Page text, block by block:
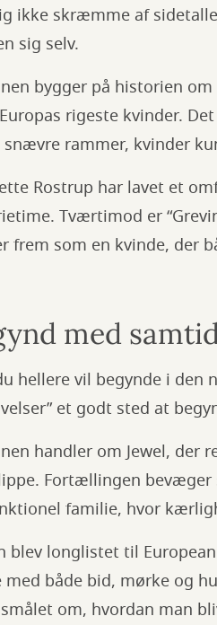
ikke skræmme af
sig selv.
bygger på historien
rigeste kvinder.
snævre rammer, kvinder
Rostrup har lavet et
Tværtimod er
frem som en kvinde, der
med
hellere vil begynde i den
et godt sted at
handler om Jewel, der
Fortællingen bevæger
familie, hvor
blev longlistet til
med både bid, mørke og
om, hvordan man